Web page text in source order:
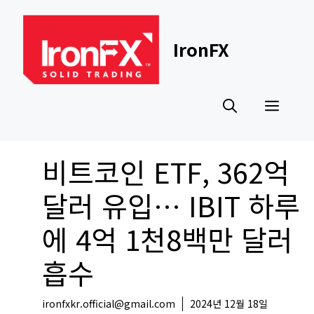
content
IronFX
비트코인 ETF, 362억
달러 유입… IBIT 하루
에 4억 1천8백만 달러
흡수
ironfxkr.official@gmail.com 2024년 12월 18일